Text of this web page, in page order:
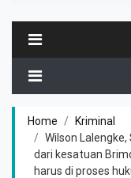
Home
Kriminal
Wilson
dari kesatuan
harus di proses